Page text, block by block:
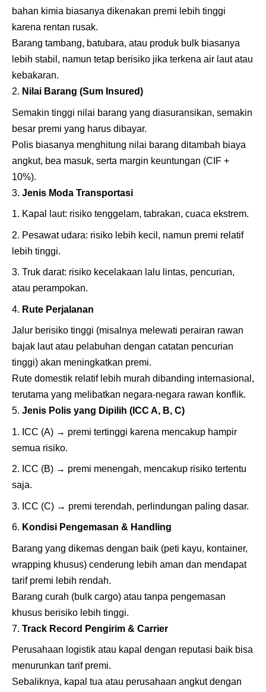
bahan kimia biasanya dikenakan premi lebih tinggi
karena rentan rusak.
Barang tambang, batubara, atau produk bulk biasanya
lebih stabil, namun tetap berisiko jika terkena air laut atau
kebakaran.
Nilai Barang (Sum Insured)
Semakin tinggi nilai barang yang diasuransikan, semakin
besar premi yang harus dibayar.
Polis biasanya menghitung nilai barang ditambah biaya
angkut, bea masuk, serta margin keuntungan (CIF +
10%).
Jenis Moda Transportasi
Kapal laut: risiko tenggelam, tabrakan, cuaca ekstrem.
Pesawat udara: risiko lebih kecil, namun premi relatif
lebih tinggi.
Truk darat: risiko kecelakaan lalu lintas, pencurian,
atau perampokan.
Rute Perjalanan
Jalur berisiko tinggi (misalnya melewati perairan rawan
bajak laut atau pelabuhan dengan catatan pencurian
tinggi) akan meningkatkan premi.
Rute domestik relatif lebih murah dibanding internasional,
terutama yang melibatkan negara-negara rawan konflik.
Jenis Polis yang Dipilih (ICC A, B, C)
ICC (A) → premi tertinggi karena mencakup hampir
semua risiko.
ICC (B) → premi menengah, mencakup risiko tertentu
saja.
ICC (C) → premi terendah, perlindungan paling dasar.
Kondisi Pengemasan & Handling
Barang yang dikemas dengan baik (peti kayu, kontainer,
wrapping khusus) cenderung lebih aman dan mendapat
tarif premi lebih rendah.
Barang curah (bulk cargo) atau tanpa pengemasan
khusus berisiko lebih tinggi.
Track Record Pengirim & Carrier
Perusahaan logistik atau kapal dengan reputasi baik bisa
menurunkan tarif premi.
Sebaliknya, kapal tua atau perusahaan angkut dengan